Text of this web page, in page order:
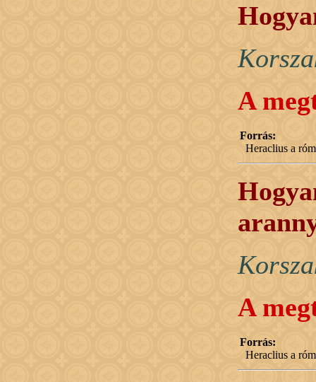
A
Forrás:
Heraclius a
A
Forrás:
Heraclius a